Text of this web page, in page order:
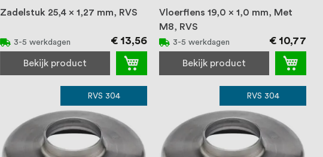
Zadelstuk 25,4 x 1,27 mm, RVS
3-5 werkdagen € 13,56
Bekijk product
Vloerflens 19,0 x 1,0 mm, Met
M8, RVS
3-5 werkdagen € 10,77
Bekijk product
RVS 304 RVS 304